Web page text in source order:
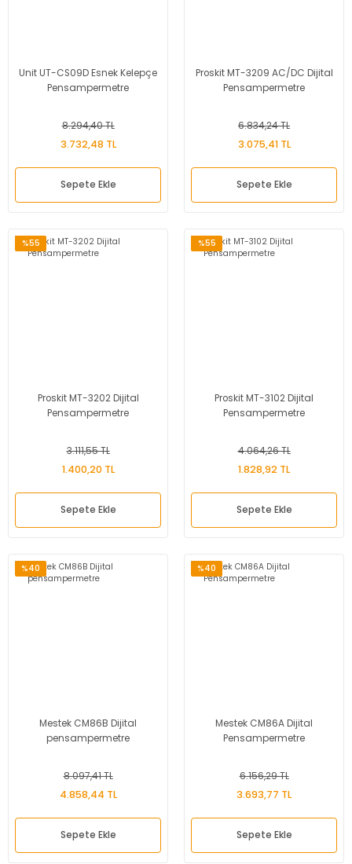
Unit UT-CS09D Esnek Kelepçe
Pensampermetre
8.294,40 TL
3.732,48 TL
Sepete Ekle
Proskit MT-3209 AC/DC Dijital
Pensampermetre
6.834,24 TL
3.075,41 TL
Sepete Ekle
%55
Proskit MT-3202 Dijital
Pensampermetre
3.111,55 TL
1.400,20 TL
Sepete Ekle
%55
Proskit MT-3102 Dijital
Pensampermetre
4.064,26 TL
1.828,92 TL
Sepete Ekle
%40
Mestek CM86B Dijital
pensampermetre
8.097,41 TL
4.858,44 TL
Sepete Ekle
%40
Mestek CM86A Dijital
Pensampermetre
6.156,29 TL
3.693,77 TL
Sepete Ekle